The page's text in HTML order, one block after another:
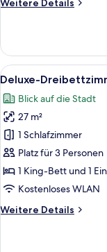
Weitere Details
Suite,
Balkon,
Stadtblick
Alle
Fotos
für
Deluxe-
Dreibettzimmer,
Balkon
anzeigen
15
Deluxe-
Blick auf die Stadt
27 m²
1 Schlafzimmer
Platz für 3 Personen
1 King-Bett und 1
Kostenloses WLAN
Weitere Details
Weitere